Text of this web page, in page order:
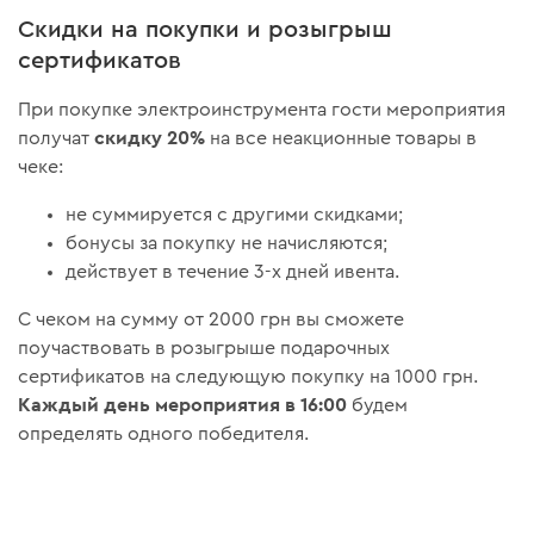
Скидки на покупки и розыгрыш
сертификатов
При покупке электроинструмента гости мероприятия
получатскидку 20% на все неакционные товары в
чеке:
не суммируется с другими скидками;
бонусы за покупку не начисляются;
действует в течение 3-х дней ивента.
С чеком на сумму от 2000 грн вы сможете
поучаствовать в розыгрыше подарочных
сертификатов на следующую покупку на 1000 грн.
Каждый день мероприятия в 16:00 будем
определять одного победителя.